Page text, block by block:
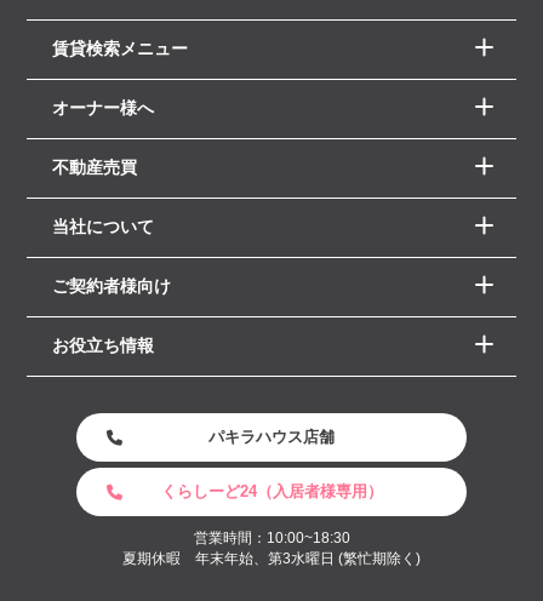
賃貸検索メニュー
オーナー様へ
不動産売買
当社について
ご契約者様向け
お役立ち情報
パキラハウス店舗
くらしーど24（入居者様専用）
営業時間：10:00~18:30
夏期休暇 年末年始、第3水曜日 (繁忙期除く)